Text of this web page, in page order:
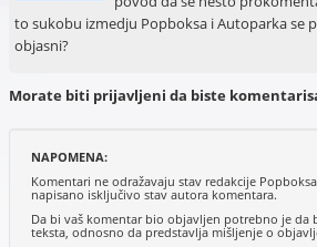
to sukobu izmedju Popboksa i Autoparka se
objasni?
Morate biti prijavljeni da biste
NAPOMENA:
Komentari ne odražavaju stav redakcije
napisano isključivo stav autora komentara.
Da bi vaš komentar bio objavljen potrebno je da
teksta, odnosno da predstavlja mišljenje o